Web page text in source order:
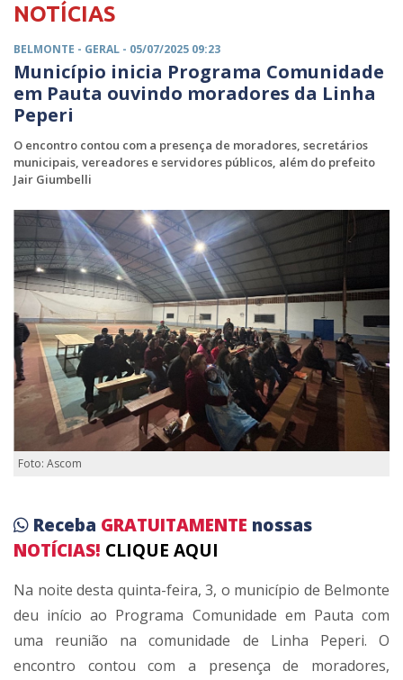
NOTÍCIAS
BELMONTE - GERAL - 05/07/2025 09:23
Município inicia Programa Comunidade
em Pauta ouvindo moradores da Linha
Peperi
O encontro contou com a presença de moradores, secretários
municipais, vereadores e servidores públicos, além do prefeito
Jair Giumbelli
Foto: Ascom
Receba GRATUITAMENTE nossas
NOTÍCIAS! CLIQUE AQUI
Na noite desta quinta-feira, 3, o município de Belmonte
deu início ao Programa Comunidade em Pauta com
uma reunião na comunidade de Linha Peperi. O
encontro contou com a presença de moradores,